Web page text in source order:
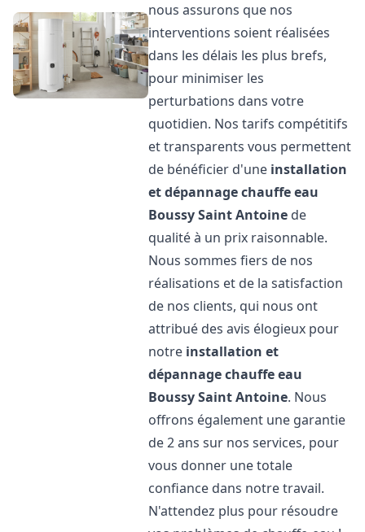
nous assurons que nos
interventions soient réalisées
dans les délais les plus brefs,
pour minimiser les
perturbations dans votre
quotidien. Nos tarifs compétitifs
et transparents vous permettent
de bénéficier d'une installation
et dépannage chauffe eau
Boussy Saint Antoine de
qualité à un prix raisonnable.
Nous sommes fiers de nos
réalisations et de la satisfaction
de nos clients, qui nous ont
attribué des avis élogieux pour
notre installation et
dépannage chauffe eau
Boussy Saint Antoine. Nous
offrons également une garantie
de 2 ans sur nos services, pour
vous donner une totale
confiance dans notre travail.
N'attendez plus pour résoudre